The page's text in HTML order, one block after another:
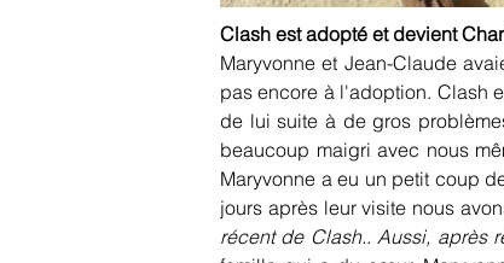
Clash est adopté et devient
Maryvonne et Jean-Claude
pas encore à l'adoption. Clash
de lui suite à de gros
beaucoup maigri avec nous
Maryvonne a eu un petit coup
jours après leur visite nous
récent de Clash.. Aussi, après